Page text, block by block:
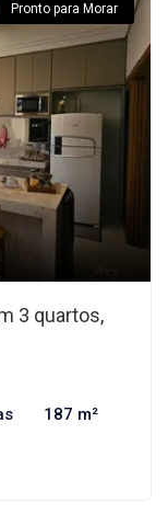
Pronto para Morar
3 quartos,
187 m²